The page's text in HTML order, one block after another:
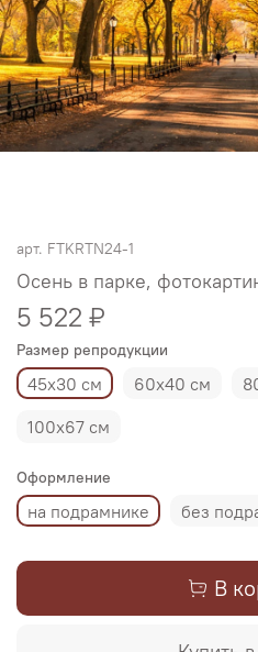
арт. FTKRTN24-1
Осень в парке,
5 522 ₽
Размер репродукции
45х30 см 60х40 см
100х67 см
Оформление
на подрамнике без
В